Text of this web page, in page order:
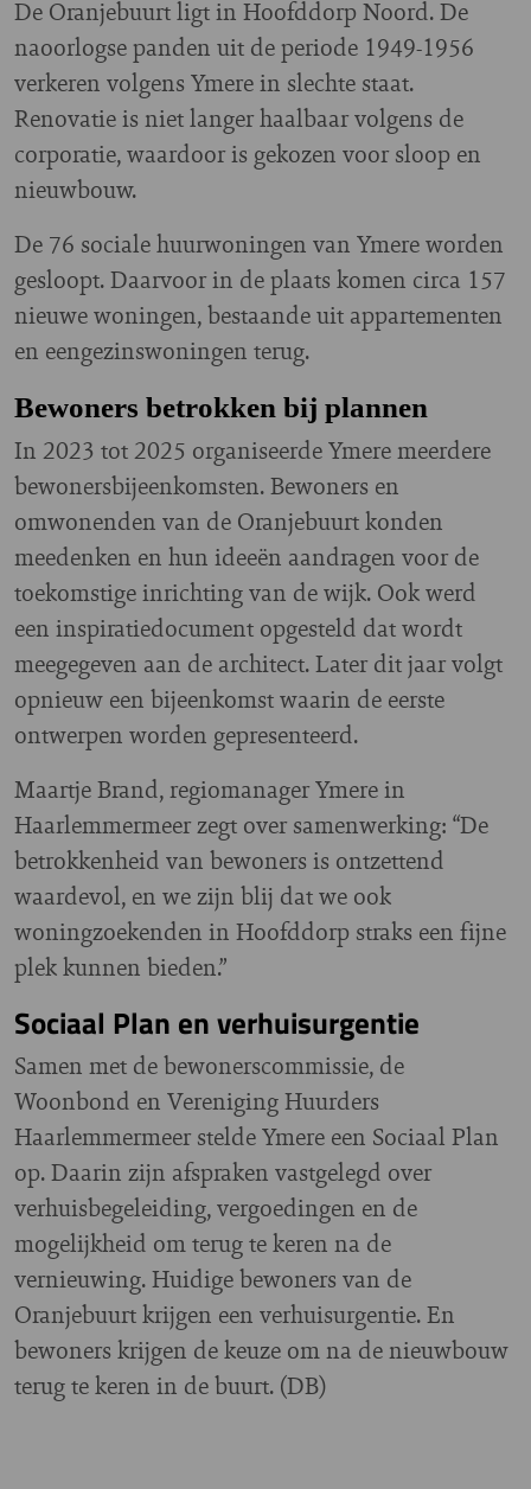
De Oranjebuurt ligt in Hoofddorp Noord. De
naoorlogse panden uit de periode 1949-1956
verkeren volgens Ymere in slechte staat.
Renovatie is niet langer haalbaar volgens de
corporatie, waardoor is gekozen voor sloop en
nieuwbouw.
De 76 sociale huurwoningen van Ymere worden
gesloopt. Daarvoor in de plaats komen circa 157
nieuwe woningen, bestaande uit appartementen
en eengezinswoningen terug.
Bewoners betrokken bij plannen
In 2023 tot 2025 organiseerde Ymere meerdere
bewonersbijeenkomsten. Bewoners en
omwonenden van de Oranjebuurt konden
meedenken en hun ideeën aandragen voor de
toekomstige inrichting van de wijk. Ook werd
een inspiratiedocument opgesteld dat wordt
meegegeven aan de architect. Later dit jaar volgt
opnieuw een bijeenkomst waarin de eerste
ontwerpen worden gepresenteerd.
Maartje Brand, regiomanager Ymere in
Haarlemmermeer zegt over samenwerking: “De
betrokkenheid van bewoners is ontzettend
waardevol, en we zijn blij dat we ook
woningzoekenden in Hoofddorp straks een fijne
plek kunnen bieden.”
Sociaal Plan en verhuisurgentie
Samen met de bewonerscommissie, de
Woonbond en Vereniging Huurders
Haarlemmermeer stelde Ymere een Sociaal Plan
op. Daarin zijn afspraken vastgelegd over
verhuisbegeleiding, vergoedingen en de
mogelijkheid om terug te keren na de
vernieuwing. Huidige bewoners van de
Oranjebuurt krijgen een verhuisurgentie. En
bewoners krijgen de keuze om na de nieuwbouw
terug te keren in de buurt. (DB)